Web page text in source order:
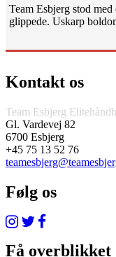
Team Esbjerg stod
glippede. Uskarp
Kontakt os
Team Esbjerg
Gl. Vardevej 82
6700 Esbjerg
+45 75 13 52 76
Følg os
Få overblikket